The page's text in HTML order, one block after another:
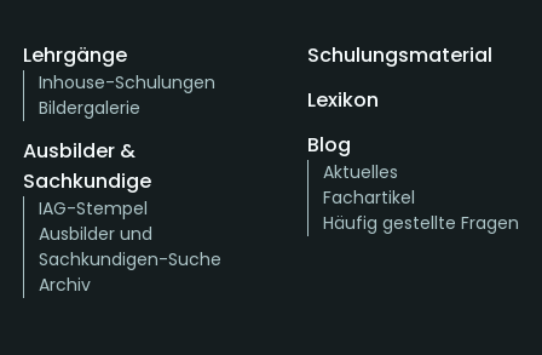
Lehrgänge
Inhouse-Schulungen
Bildergalerie
Ausbilder &
Sachkundige
IAG-Stempel
Ausbilder und
Sachkundigen-Suche
Archiv
Schulungsmaterial
Lexikon
Blog
Aktuelles
Fachartikel
Häufig gestellte Fragen